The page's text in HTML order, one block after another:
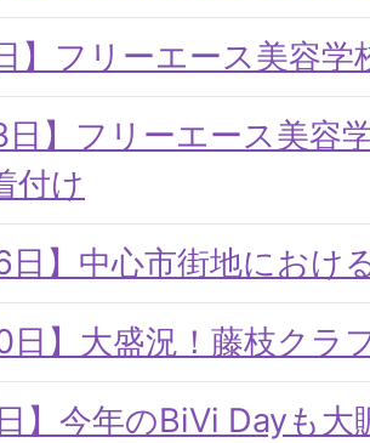
】フリーエース美容
日】フリーエース美容
付け
日】中心市街地におけ
日】大盛況！藤枝クラ
】今年のBiVi Dayも大